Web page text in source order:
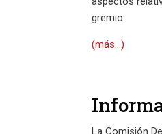
gremio.
(más…)
La Comisión